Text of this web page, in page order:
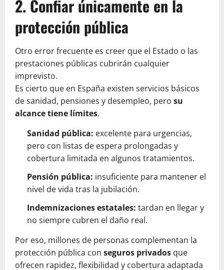
2. Confiar únicamente en la
protección pública
Otro error frecuente es creer que el Estado o las
prestaciones públicas cubrirán cualquier
imprevisto.
Es cierto que en España existen servicios básicos
de sanidad, pensiones y desempleo, pero su
alcance tiene límites.
Sanidad pública: excelente para urgencias,
pero con listas de espera prolongadas y
cobertura limitada en algunos tratamientos.
Pensión pública: insuficiente para mantener el
nivel de vida tras la jubilación.
Indemnizaciones estatales: tardan en llegar y
no siempre cubren el daño real.
Por eso, millones de personas complementan la
protección pública con seguros privados que
ofrecen rapidez, flexibilidad y cobertura adaptada